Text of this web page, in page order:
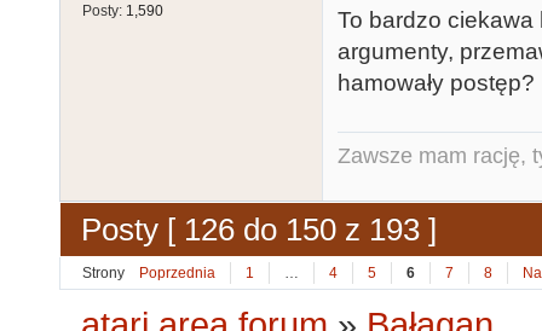
Posty: 1,590
To bardzo ciekawa
argumenty,
hamowały postęp?
Zawsze mam rację,
Posty [ 126 do 150 z 193 ]
Strony Poprzednia 1 … 4 5 6 7 8